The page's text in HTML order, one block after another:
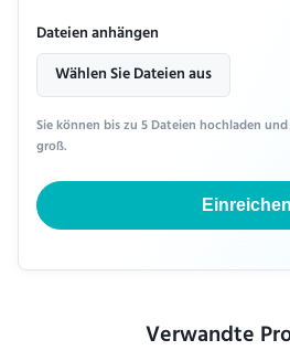
Dateien anhängen
Wählen Sie Dateien aus
Sie können bis zu 5 Dateien hochladen
groß.
Einreichen
Verwandte